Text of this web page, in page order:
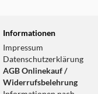
Informationen
Impressum
Datenschutzerklärung
AGB Onlinekauf /
Widerrufsbelehrung